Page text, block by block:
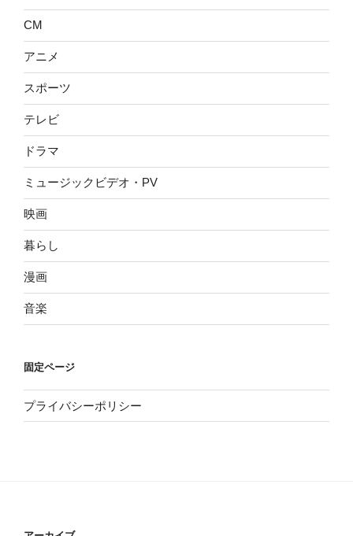
CM
アニメ
スポーツ
テレビ
ドラマ
ミュージックビデオ・PV
映画
暮らし
漫画
音楽
固定ページ
プライバシーポリシー